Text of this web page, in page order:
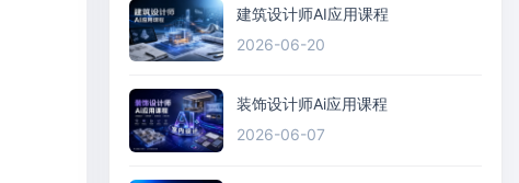
建筑设计师AI应用课程
2026-06-20
装饰设计师Ai应用课程
2026-06-07